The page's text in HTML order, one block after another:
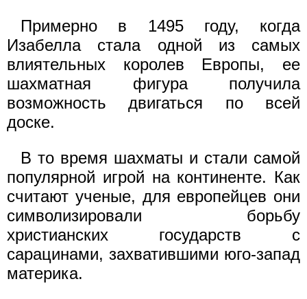
Примерно в 1495 году, когда
Изабелла стала одной из самых
влиятельных королев Европы, ее
шахматная фигура получила
возможность двигаться по всей
доске.
В то время шахматы и стали самой
популярной игрой на континенте. Как
считают ученые, для европейцев они
символизировали борьбу
христианских государств с
сарацинами, захватившими юго-запад
материка.